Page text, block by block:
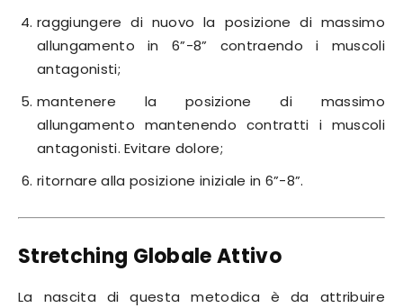
raggiungere di nuovo la posizione di massimo
allungamento in 6”-8” contraendo i muscoli
antagonisti;
mantenere la posizione di massimo
allungamento mantenendo contratti i muscoli
antagonisti. Evitare dolore;
ritornare alla posizione iniziale in 6”-8”.
Stretching Globale Attivo
La nascita di questa metodica è da attribuire